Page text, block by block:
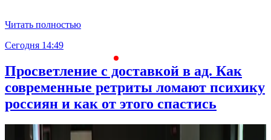
Читать полностью
Сегодня 14:49
Просветление с доставкой в ад. Как
современные ретриты ломают психику
россиян и как от этого спастись